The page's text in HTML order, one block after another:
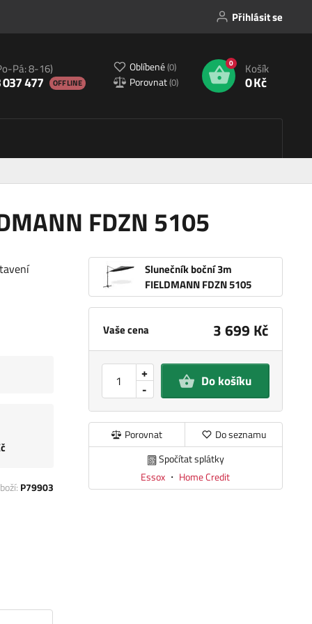
Přihlásit se
Pá: 8-16)
477 OFFLINE
Oblíbené(0)
Porovnat(0)
0 Košík
0 Kč
FDZN 5105
Slunečník boční 3m
FIELDMANN FDZN 5105
Vaše cena 3 699 Kč
-
+ Do košíku
Porovnat
Do seznamu
Spočítat splátky
Essox ・ Home Credit
P79903